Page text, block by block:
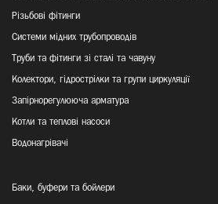
Різьбові фітинги
Системи мідних трубопроводів
Труби та фітинги зі сталі та чавуну
Колектори, гідрострілки та групи циркуляції
Запірнорегулююча арматура
Котли та теплові насоси
Водонагрівачі
Баки, буфери та бойлери